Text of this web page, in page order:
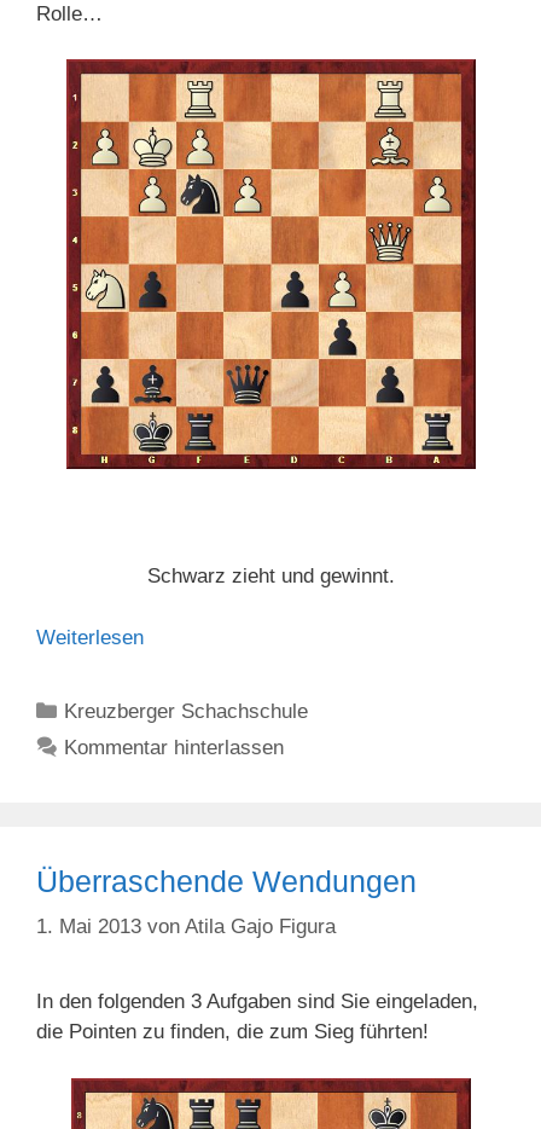
Rolle…
Schwarz zieht und gewinnt.
Weiterlesen
Kategorien
Kreuzberger Schachschule
Kommentar hinterlassen
Überraschende Wendungen
1. Mai 2013 von Atila Gajo Figura
In den folgenden 3 Aufgaben sind Sie eingeladen,
die Pointen zu finden, die zum Sieg führten!